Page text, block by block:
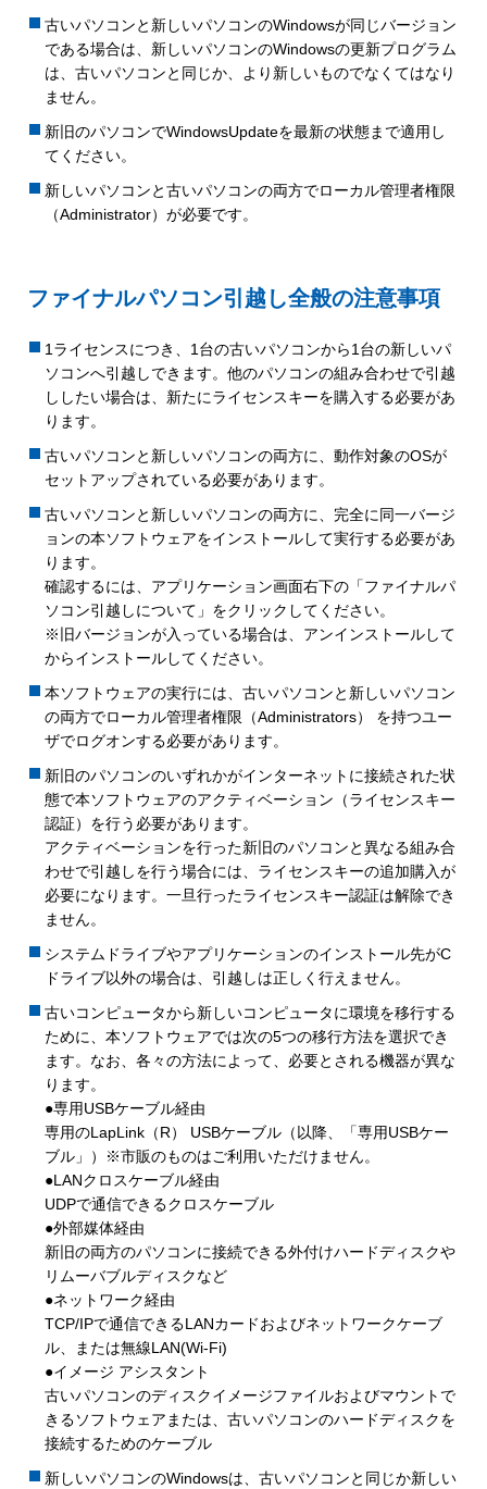
古いパソコンと新しいパソコンのWindowsが同じバージョン
である場合は、新しいパソコンのWindowsの更新プログラム
は、古いパソコンと同じか、より新しいものでなくてはなり
ません。
新旧のパソコンでWindowsUpdateを最新の状態まで適用し
てください。
新しいパソコンと古いパソコンの両方でローカル管理者権限
（Administrator）が必要です。
ファイナルパソコン引越し全般の注意事項
1ライセンスにつき、1台の古いパソコンから1台の新しいパ
ソコンへ引越しできます。他のパソコンの組み合わせで引越
ししたい場合は、新たにライセンスキーを購入する必要があ
ります。
古いパソコンと新しいパソコンの両方に、動作対象のOSが
セットアップされている必要があります。
古いパソコンと新しいパソコンの両方に、完全に同一バージ
ョンの本ソフトウェアをインストールして実行する必要があ
ります。
確認するには、アプリケーション画面右下の「ファイナルパ
ソコン引越しについて」をクリックしてください。
※旧バージョンが入っている場合は、アンインストールして
からインストールしてください。
本ソフトウェアの実行には、古いパソコンと新しいパソコン
の両方でローカル管理者権限（Administrators） を持つユー
ザでログオンする必要があります。
新旧のパソコンのいずれかがインターネットに接続された状
態で本ソフトウェアのアクティベーション（ライセンスキー
認証）を行う必要があります。
アクティベーションを行った新旧のパソコンと異なる組み合
わせで引越しを行う場合には、ライセンスキーの追加購入が
必要になります。一旦行ったライセンスキー認証は解除でき
ません。
システムドライブやアプリケーションのインストール先がC
ドライブ以外の場合は、引越しは正しく行えません。
古いコンピュータから新しいコンピュータに環境を移行する
ために、本ソフトウェアでは次の5つの移行方法を選択でき
ます。なお、各々の方法によって、必要とされる機器が異な
ります。
●専用USBケーブル経由
専用のLapLink（R） USBケーブル（以降、「専用USBケー
ブル」）※市販のものはご利用いただけません。
●LANクロスケーブル経由
UDPで通信できるクロスケーブル
●外部媒体経由
新旧の両方のパソコンに接続できる外付けハードディスクや
リムーバブルディスクなど
●ネットワーク経由
TCP/IPで通信できるLANカードおよびネットワークケーブ
ル、または無線LAN(Wi-Fi)
●イメージ アシスタント
古いパソコンのディスクイメージファイルおよびマウントで
きるソフトウェアまたは、古いパソコンのハードディスクを
接続するためのケーブル
新しいパソコンのWindowsは、古いパソコンと同じか新しい